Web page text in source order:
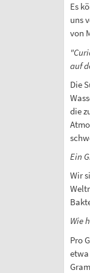
Es
uns
von
auf
Die
die
Ein
Wir
Wie
Pro
etwa